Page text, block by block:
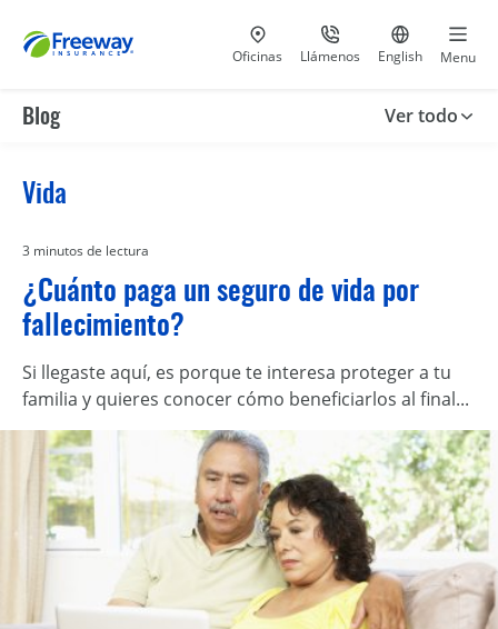
Visita nuestras
Oficinas Llámenos
al 800-441-5533
Ir al sitio
English Menu
Blog Ver todo
Vida
3 minutos de lectura
¿Cuánto paga un seguro de vida por
fallecimiento?
Si llegaste aquí, es porque te interesa proteger a tu
familia y quieres conocer cómo beneficiarlos al final...